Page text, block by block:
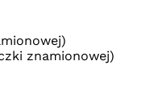
znamionowej)